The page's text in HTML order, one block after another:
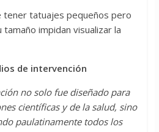
tener tatuajes pequeños pero
impidan visualizar la
de intervención
no solo fue diseñado para
científicas y de la salud, sino
paulatinamente todos los